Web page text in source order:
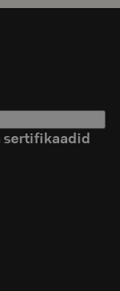
sertifikaadid